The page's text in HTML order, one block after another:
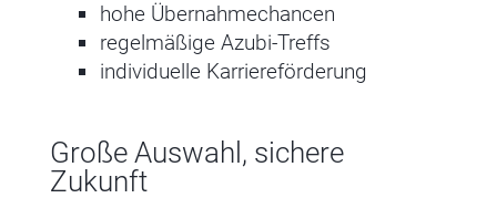
hohe Übernahmechancen
regelmäßige Azubi-Treffs
individuelle Karriereförderung
Große Auswahl, sichere
Zukunft